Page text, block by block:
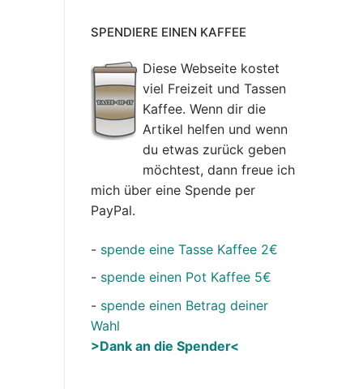
SPENDIERE EINEN KAFFEE
Diese Webseite kostet
viel Freizeit und Tassen
Kaffee. Wenn dir die
Artikel helfen und wenn
du etwas zurück geben
möchtest, dann freue ich
mich über eine Spende per
PayPal.
- spende eine Tasse Kaffee 2€
- spende einen Pot Kaffee 5€
- spende einen Betrag deiner
Wahl
>Dank an die Spender<